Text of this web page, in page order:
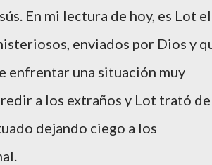
En mi lectura de hoy, es Lot el
enviados por Dios y
enfrentar una situación muy
a los extraños y Lot trató de
dejando ciego a los